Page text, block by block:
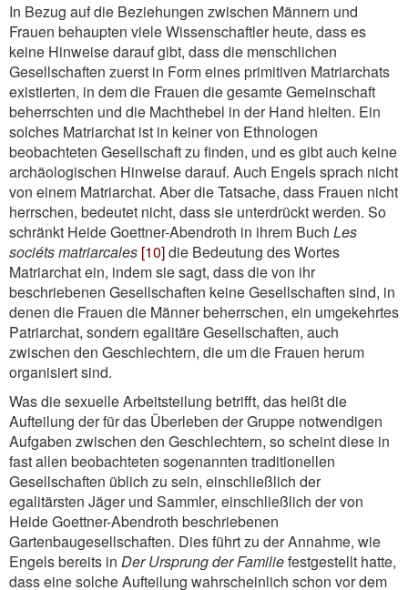
In Bezug auf die Beziehungen zwischen Männern und
Frauen behaupten viele Wissenschaftler heute, dass es
keine Hinweise darauf gibt, dass die menschlichen
Gesellschaften zuerst in Form eines primitiven Matriarchats
existierten, in dem die Frauen die gesamte Gemeinschaft
beherrschten und die Machthebel in der Hand hielten. Ein
solches Matriarchat ist in keiner von Ethnologen
beobachteten Gesellschaft zu finden, und es gibt auch keine
archäologischen Hinweise darauf. Auch Engels sprach nicht
von einem Matriarchat. Aber die Tatsache, dass Frauen nicht
herrschen, bedeutet nicht, dass sie unterdrückt werden. So
schränkt Heide Goettner-Abendroth in ihrem Buch Les
sociéts matriarcales [10]die Bedeutung des Wortes
Matriarchat ein, indem sie sagt, dass die von ihr
beschriebenen Gesellschaften keine Gesellschaften sind, in
denen die Frauen die Männer beherrschen, ein umgekehrtes
Patriarchat, sondern egalitäre Gesellschaften, auch
zwischen den Geschlechtern, die um die Frauen herum
organisiert sind.
Was die sexuelle Arbeitsteilung betrifft, das heißt die
Aufteilung der für das Überleben der Gruppe notwendigen
Aufgaben zwischen den Geschlechtern, so scheint diese in
fast allen beobachteten sogenannten traditionellen
Gesellschaften üblich zu sein, einschließlich der
egalitärsten Jäger und Sammler, einschließlich der von
Heide Goettner-Abendroth beschriebenen
Gartenbaugesellschaften. Dies führt zu der Annahme, wie
Engels bereits in Der Ursprung der Familiefestgestellt hatte,
dass eine solche Aufteilung wahrscheinlich schon vor dem